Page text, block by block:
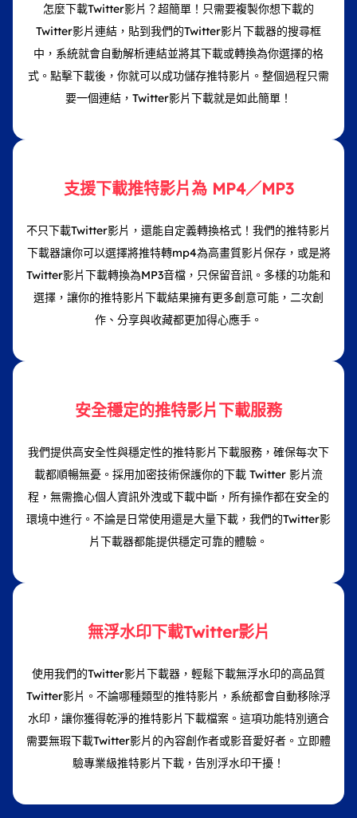
怎麼下載Twitter影片？超簡單！只需要複製你想下載的
Twitter影片連結，貼到我們的Twitter影片下載器的搜尋框
中，系統就會自動解析連結並將其下載或轉換為你選擇的格
式。點擊下載後，你就可以成功儲存推特影片。整個過程只需
要一個連結，Twitter影片下載就是如此簡單！
支援下載推特影片為 MP4／MP3
不只下載Twitter影片，還能自定義轉換格式！我們的推特影片
下載器讓你可以選擇將推特轉mp4為高畫質影片保存，或是將
Twitter影片下載轉換為MP3音檔，只保留音訊。多樣的功能和
選擇，讓你的推特影片下載結果擁有更多創意可能，二次創
作、分享與收藏都更加得心應手。
安全穩定的推特影片下載服務
我們提供高安全性與穩定性的推特影片下載服務，確保每次下
載都順暢無憂。採用加密技術保護你的下載 Twitter 影片流
程，無需擔心個人資訊外洩或下載中斷，所有操作都在安全的
環境中進行。不論是日常使用還是大量下載，我們的Twitter影
片下載器都能提供穩定可靠的體驗。
無浮水印下載Twitter影片
使用我們的Twitter影片下載器，輕鬆下載無浮水印的高品質
Twitter影片。不論哪種類型的推特影片，系統都會自動移除浮
水印，讓你獲得乾淨的推特影片下載檔案。這項功能特別適合
需要無瑕下載Twitter影片的內容創作者或影音愛好者。立即體
驗專業級推特影片下載，告別浮水印干擾！